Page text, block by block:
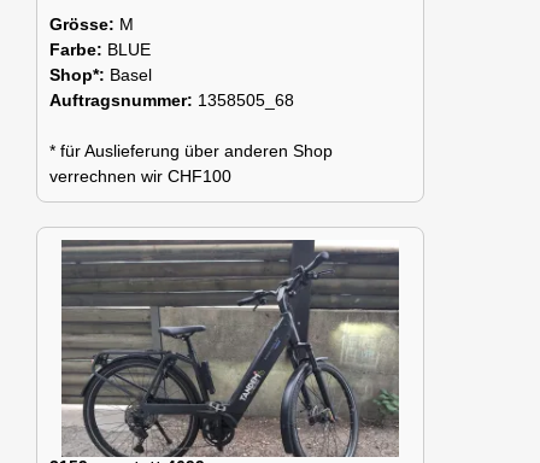
Grösse: M
Farbe: BLUE
Shop*: Basel
Auftragsnummer: 1358505_68
* für Auslieferung über anderen Shop
verrechnen wir CHF100